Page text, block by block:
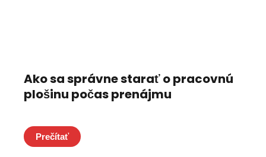
Ako sa správne starať o pracovnú
plošinu počas prenájmu
Prečítať